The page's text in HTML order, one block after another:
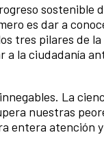
sostenible
es dar a
tres pilares de
a la ciudadanía
La
nuestras
entera atención